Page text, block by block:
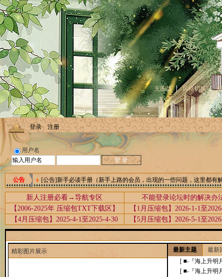
无图版 风格切换
登录 注册
用户名
公告 [公告]新手必读手册（新手上路的会员，出现的一些问题，这里都有
新人注册必看→导航专区
不能登录论坛时的解决办
【2006-2025年 压缩包TXT下载区】
【1月压缩包】2026-1-1至
【4月压缩包】2025-4-1至2025-4-30
【5月压缩包】2026-5-1至
精彩图片展示 最新主题
最新
[ ■-『海上升明
[ ■-『海上升明